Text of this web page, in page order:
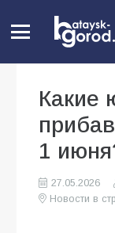
Какие
1
27.05.2026
Новости в